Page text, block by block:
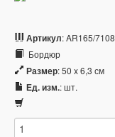
Артикул: AR165/7108
Бордюр
Размер: 50 x 6,3 см
Ед. изм.: шт.